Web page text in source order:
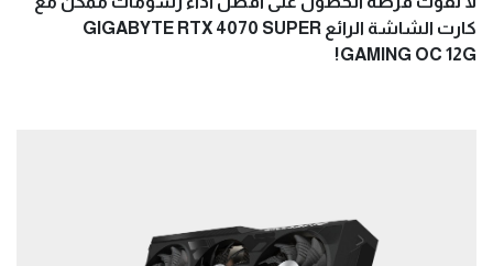
كارت الشاشة الرائع GIGABYTE RTX 4070 SUPER
GAMING OC 12G!